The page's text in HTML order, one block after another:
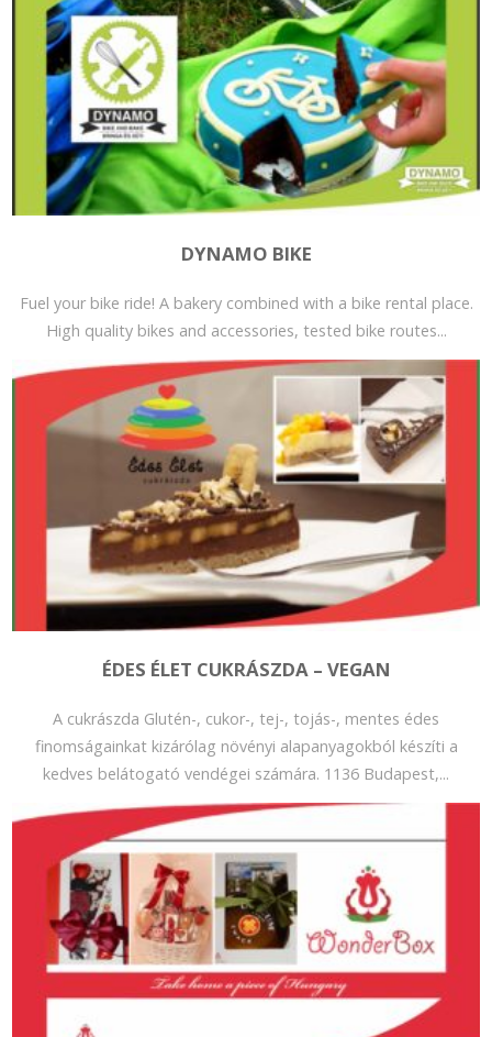
DYNAMO BIKE
Fuel your bike ride! A bakery combined with a bike rental place.
High quality bikes and accessories, tested bike routes...
ÉDES ÉLET CUKRÁSZDA – VEGAN
A cukrászda Glutén-, cukor-, tej-, tojás-, mentes édes
finomságainkat kizárólag növényi alapanyagokból készíti a
kedves belátogató vendégei számára. 1136 Budapest,...